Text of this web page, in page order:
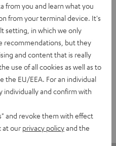
from you and learn what you
from your terminal device. It's
setting, in which we only
recommendations, but they
and content that is really
use of all cookies as well as to
the EU/EEA. For an individual
individually and confirm with
and revoke them with effect
at our privacy policyand the